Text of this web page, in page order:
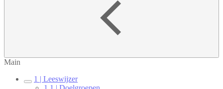
Main
1 | Leeswijzer